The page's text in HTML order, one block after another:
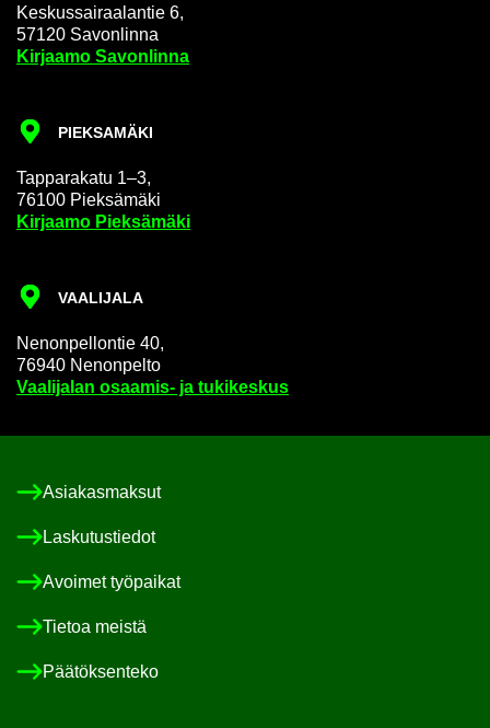
Kes­kus­sai­raa­lan­tie 6,
57120 Sa­von­lin­na
Kir­jaa­mo Sa­von­lin­na
PIEK­SA­MÄ­KI
Tap­pa­ra­ka­tu 1–3,
76100 Piek­sä­mä­ki
Kir­jaa­mo Piek­sä­mä­ki
VAA­LI­JA­LA
Ne­non­pel­lon­tie 40,
76940 Ne­non­pel­to
Vaa­li­ja­lan osaamis-​ ja tu­ki­kes­kus
Asia­kas­mak­sut
Las­ku­tus­tie­dot
Avoi­met työ­pai­kat
Tie­toa meis­tä
Pää­tök­sen­te­ko